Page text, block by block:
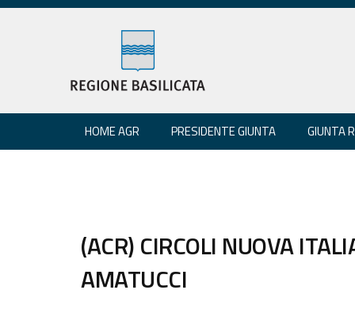
HOME AGR PRESIDENTE GIUNTA GIUNTA
(ACR) CIRCOLI NUOVA
AMATUCCI